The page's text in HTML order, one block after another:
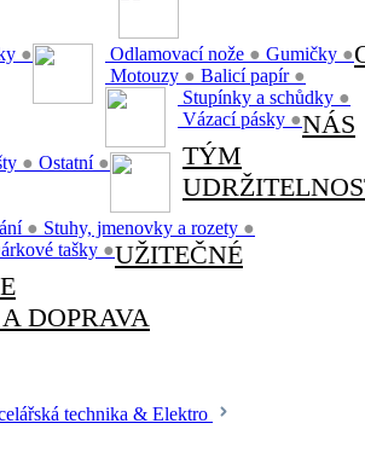
● Odlamovací nože ● Gumičky ●
Motouzy ● Balicí papír ●
Stupínky a schůdky ●
Vázací pásky ●
● Ostatní ●
● Stuhy, jmenovky a rozety ●
tašky ●
NÁS
TÝM
UŽITEČNÉ
DOPRAVA
technika & Elektro